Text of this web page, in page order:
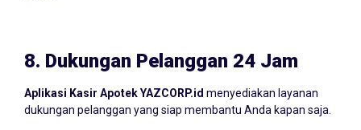
8. Dukungan Pelanggan 24 Jam
Aplikasi Kasir Apotek YAZCORP.id menyediakan layanan
dukungan pelanggan yang siap membantu Anda kapan saja.